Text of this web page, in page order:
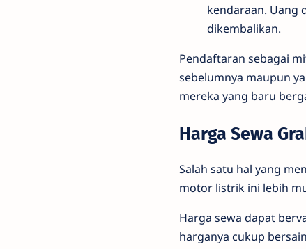
kendaraan. Uang
dikembalikan.
Pendaftaran sebagai
sebelumnya maupun
mereka yang baru
Harga Sewa
Salah satu hal yang
motor listrik ini lebih
Harga sewa dapat
harganya cukup